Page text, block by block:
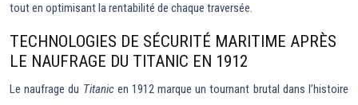
tout en optimisant la rentabilité de chaque traversée.
TECHNOLOGIES DE SÉCURITÉ MARITIME APRÈS
LE NAUFRAGE DU TITANIC EN 1912
Le naufrage du Titanicen 1912 marque un tournant brutal dans l’histoire